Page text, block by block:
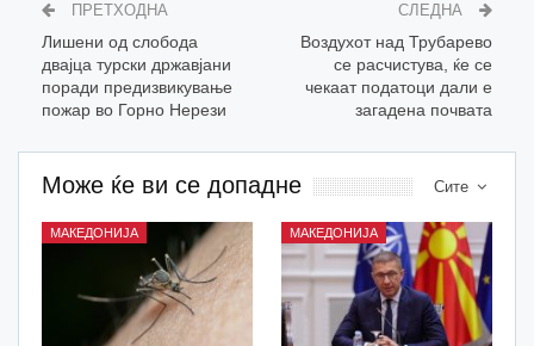
ПРЕТХОДНА
Лишени од слобода
двајца турски државјани
поради предизвикување
пожар во Горно Нерези
СЛЕДНА
Воздухот над Трубарево
се расчистува, ќе се
чекаат податоци дали е
загадена почвата
Сите
Може ќе ви се допадне
МАКЕДОНИЈА МАКЕДОНИЈА